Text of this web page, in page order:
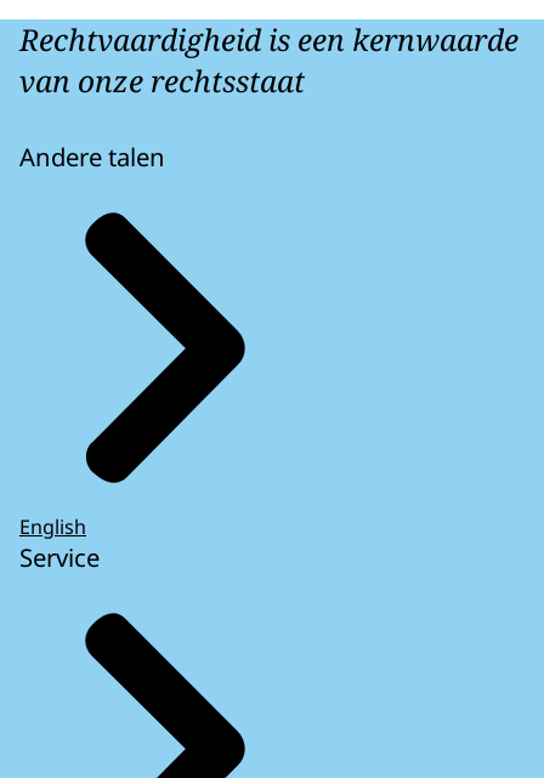
Rechtvaardigheid is een kernwaarde
van onze rechtsstaat
Andere talen
English
Service